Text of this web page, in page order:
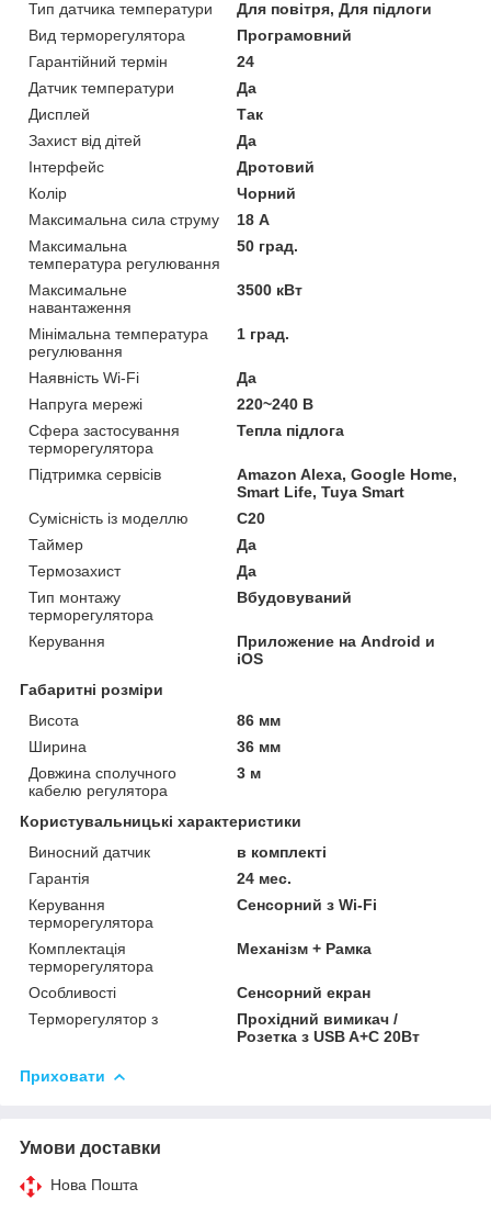
Тип датчика температури
Для повітря, Для підлоги
Вид терморегулятора
Програмовний
Гарантійний термін
24
Датчик температури
Да
Дисплей
Так
Захист від дітей
Да
Інтерфейс
Дротовий
Колір
Чорний
Максимальна сила струму
18 А
Максимальна
температура регулювання
50 град.
Максимальне
навантаження
3500 кВт
Мінімальна температура
регулювання
1 град.
Наявність Wi-Fi
Да
Напруга мережі
220~240 В
Сфера застосування
терморегулятора
Тепла підлога
Підтримка сервісів
Amazon Alexa, Google Home,
Smart Life, Tuya Smart
Сумісність із моделлю
C20
Таймер
Да
Термозахист
Да
Тип монтажу
терморегулятора
Вбудовуваний
Керування
Приложение на Android и
iOS
Габаритні розміри
Висота
86 мм
Ширина
36 мм
Довжина сполучного
кабелю регулятора
3 м
Користувальницькі характеристики
Виносний датчик
в комплекті
Гарантія
24 мес.
Керування
терморегулятора
Сенсорний з Wi-Fi
Комплектація
терморегулятора
Механізм + Рамка
Особливості
Сенсорний екран
Терморегулятор з
Прохідний вимикач /
Розетка з USB A+C 20Вт
Приховати
Умови доставки
Нова Пошта